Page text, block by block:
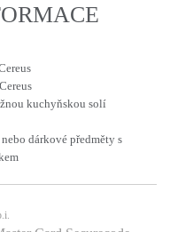
kuchyňskou solí
dárkové předměty s